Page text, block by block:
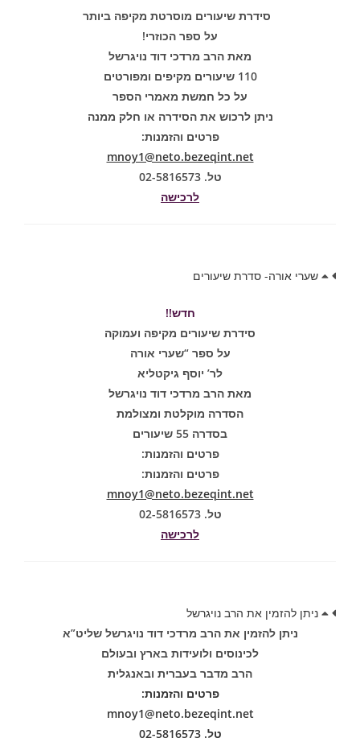
סידרת שיעורים מוסרטת מקיפה ביותר
על ספר הכוזרי!
מאת הרב מרדכי דוד נויגרשל
110 שיעורים מקיפים ומפורטים
על כל חמשת מאמרי הספר
ניתן לרכוש את הסידרה או חלק ממנה
פרטים והזמנות:
mnoy1@neto.bezeqint.net
טל. 02-5816573
לרכישה
שערי אורה- סדרת שיעורים
חדש!!
סידרת שיעורים מקיפה ועמוקה
על ספר “שערי אורה
לר’ יוסף גיקטליא
מאת הרב מרדכי דוד נויגרשל
הסדרה מוקלטת ומצולמת
בסדרה 55 שיעורים
פרטים והזמנות:
פרטים והזמנות:
mnoy1@neto.bezeqint.net
טל. 02-5816573
לרכישה
ניתן להזמין את הרב נויגרשל
ניתן להזמין את הרב מרדכי דוד נויגרשל שליט”א
לכינוסים ולועידות בארץ ובעולם
הרב מדבר בעברית ובאנגלית
פרטים והזמנות:
mnoy1@neto.bezeqint.net
טל. 02-5816573